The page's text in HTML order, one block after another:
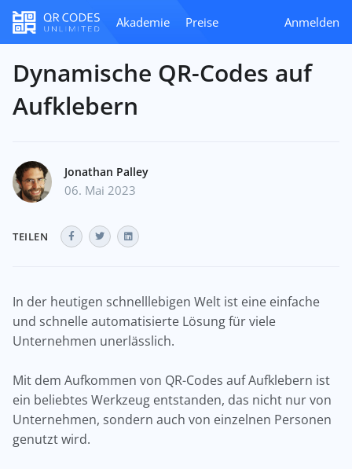
Akademie Preise Anmelden
Dynamische QR-Codes auf
Aufklebern
Jonathan Palley
06. Mai 2023
TEILEN
In der heutigen schnelllebigen Welt ist eine einfache
und schnelle automatisierte Lösung für viele
Unternehmen unerlässlich.
Mit dem Aufkommen von QR-Codes auf Aufklebern ist
ein beliebtes Werkzeug entstanden, das nicht nur von
Unternehmen, sondern auch von einzelnen Personen
genutzt wird.